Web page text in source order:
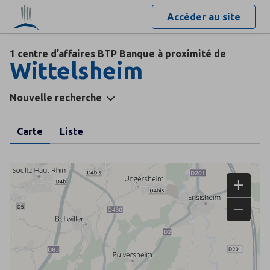
Accéder au site
1 centre d’affaires BTP Banque à proximité de
Wittelsheim
Nouvelle recherche
Carte Liste